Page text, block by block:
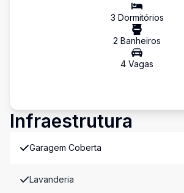
3 Dormitórios
2 Banheiros
4 Vagas
Infraestrutura
Garagem Coberta
Lavanderia